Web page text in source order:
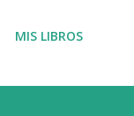
MIS LIBROS